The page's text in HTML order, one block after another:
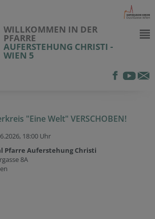
WILLKOMMEN IN DER
PFARRE
AUFERSTEHUNG CHRISTI -
WIEN 5
"Eine Welt" VERSCHOBEN!
18:00 Uhr
Pfarre Auferstehung Christi
8A